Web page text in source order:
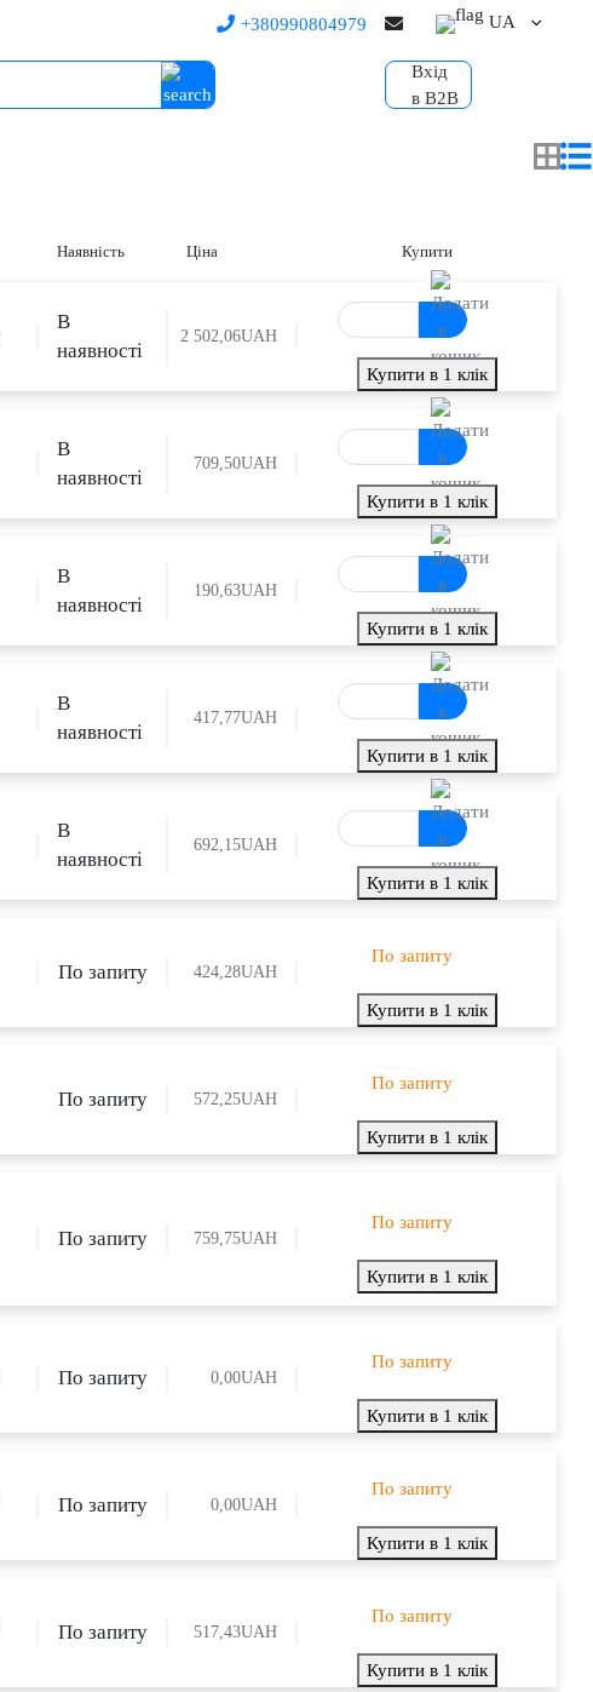
+380990804979 UA
Вхід
в B2B
Наявність Ціна Купити
В
наявності
UAH
2 502,06
Купити в 1 клік
В
наявності
UAH
709,50
Купити в 1 клік
В
наявності
UAH
190,63
Купити в 1 клік
В
наявності
UAH
417,77
Купити в 1 клік
В
наявності
UAH
692,15
Купити в 1 клік
По запиту UAH
424,28
По запиту
Купити в 1 клік
По запиту UAH
572,25
По запиту
Купити в 1 клік
По запиту UAH
759,75
По запиту
Купити в 1 клік
По запиту UAH
0,00
По запиту
Купити в 1 клік
По запиту UAH
0,00
По запиту
Купити в 1 клік
По запиту UAH
517,43
По запиту
Купити в 1 клік